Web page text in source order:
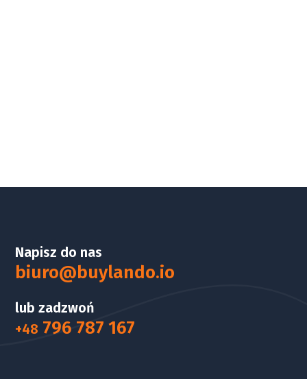
Napisz do nas
biuro@buylando.io
lub zadzwoń
+48 796 787 167